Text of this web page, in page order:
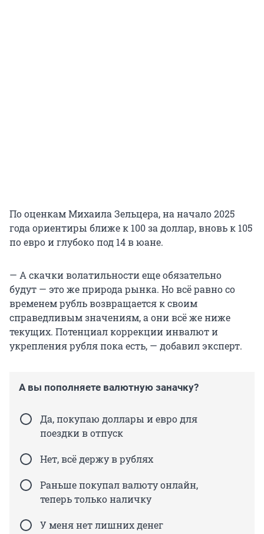
По оценкам Михаила Зельцера, на начало 2025
года ориентиры ближе к 100 за доллар, вновь к 105
по евро и глубоко под 14 в юане.
— А скачки волатильности еще обязательно
будут — это же природа рынка. Но всё равно со
временем рубль возвращается к своим
справедливым значениям, а они всё же ниже
текущих. Потенциал коррекции инвалют и
укрепления рубля пока есть, — добавил эксперт.
А вы пополняете валютную заначку?
Да, покупаю доллары и евро для
поездки в отпуск
Нет, всё держу в рублях
Раньше покупал валюту онлайн,
теперь только наличку
У меня нет лишних денег